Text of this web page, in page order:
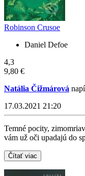
Robinson Crusoe
Daniel Defoe
4,3
9,80 €
Natália Čižmárová
17.03.2021 21:20
Temné pocity,
vám už oči upadajú do
Čítať viac